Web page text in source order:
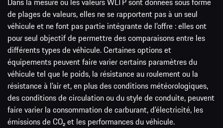
de plages de valeurs, elles ne se rapportent pas à un seul
véhicule et ne font pas partie intégrante de l’offre : elles ont
pour seul objectif de permettre des comparaisons entre les
différents types de véhicule. Certaines options et
équipements peuvent faire varier certains paramètres du
véhicule tel que le poids, la résistance au roulement ou la
résistance à l’air et, en plus des conditions météorologiques,
des conditions de circulation ou du style de conduite, peuvent
faire varier la consommation de carburant, d’électricité, les
émissions de CO₂ et les performances du véhicule.